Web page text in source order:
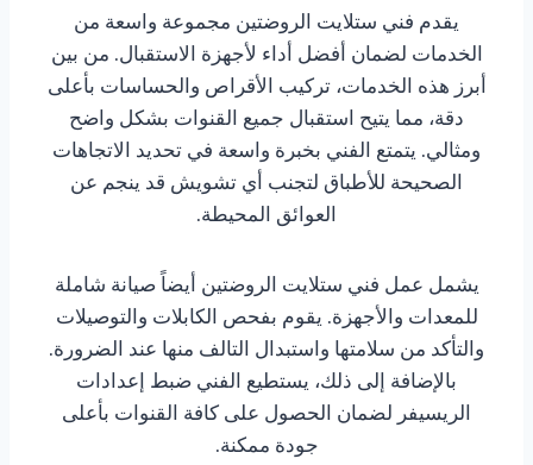
يقدم فني ستلايت الروضتين مجموعة واسعة من
الخدمات لضمان أفضل أداء لأجهزة الاستقبال. من بين
أبرز هذه الخدمات، تركيب الأقراص والحساسات بأعلى
دقة، مما يتيح استقبال جميع القنوات بشكل واضح
ومثالي. يتمتع الفني بخبرة واسعة في تحديد الاتجاهات
الصحيحة للأطباق لتجنب أي تشويش قد ينجم عن
العوائق المحيطة.
يشمل عمل فني ستلايت الروضتين أيضاً صيانة شاملة
للمعدات والأجهزة. يقوم بفحص الكابلات والتوصيلات
والتأكد من سلامتها واستبدال التالف منها عند الضرورة.
بالإضافة إلى ذلك، يستطيع الفني ضبط إعدادات
الريسيفر لضمان الحصول على كافة القنوات بأعلى
جودة ممكنة.